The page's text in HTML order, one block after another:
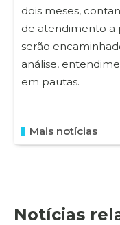
dois meses,
de atendimento a
serão
análise,
em pautas.
Mais notícias
Notícias